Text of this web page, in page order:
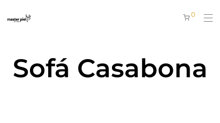
0
Sofá Casabona